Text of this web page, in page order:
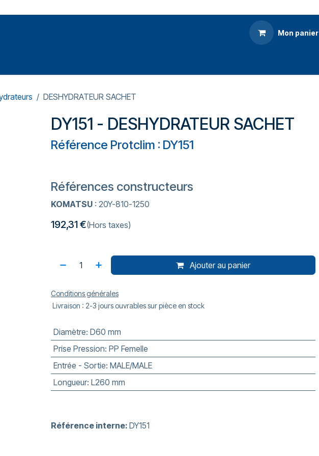
Mon panier
DESHYDRATEUR SACHET
DY151 - DESHYDRATEUR SACHET
Référence Protclim : DY151
Références constructeurs
KOMATSU: 20Y-810-1250
192,31€(Hors taxes)
Ajouter au panier
Conditions générales
Livraison : 2-3 jours ouvrables sur pièce en stock
Diamètre: D60 mm
Prise Pression: PP Femelle
Entrée - Sortie: MALE/MALE
Longueur: L260 mm
Référence interne: DY151